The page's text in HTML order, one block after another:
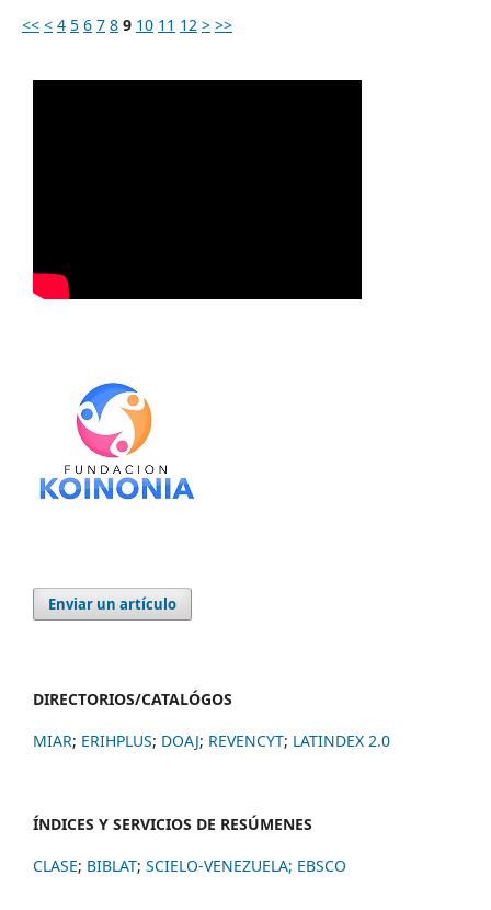
<< < 4 5 6 7 8 9 10 11 12 > >>
Enviar un artículo
DIRECTORIOS/CATALÓGOS
MIAR; ERIHPLUS; DOAJ; REVENCYT; LATINDEX 2.0
ÍNDICES Y SERVICIOS DE RESÚMENES
CLASE; BIBLAT; SCIELO-VENEZUELA; EBSCO